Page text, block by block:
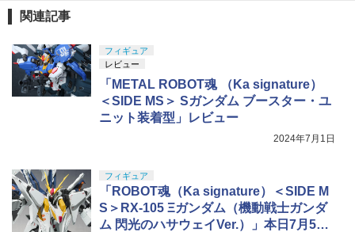
関連記事
フィギュア
レビュー
「METAL ROBOT魂 （Ka signature）
＜SIDE MS＞ Sガンダム ブースター・ユ
ニット装着型」レビュー
2024年7月1日
フィギュア
「ROBOT魂（Ka signature）＜SIDE M
S＞RX-105 Ξガンダム（機動戦士ガンダ
ム 閃光のハサウェイVer.）」本日7月5日